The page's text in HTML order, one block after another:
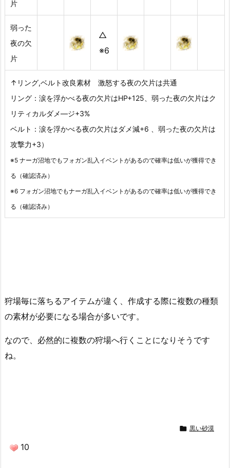
片
弱った
夜の欠
片
△
※6
↑リング,ベルト改良素材 激怒する夜の欠片は共通
リング：涙を浮かべる夜の欠片はHP+125、弱った夜の欠片はク
リティカルダメ―ジ+3%
ベルト：涙を浮かべる夜の欠片はダメ減+6 、弱った夜の欠片は
攻撃力+3）
※5 ナーガ沼地でもフォガン乱入イベントがあるので確率は低いが獲得でき
る（確認済み）
※6 フォガン沼地でもナーガ乱入イベントがあるので確率は低いが獲得でき
る（確認済み）
狩場毎に落ちるアイテムが違く、作成する際に複数の種類
の素材が必要になる場合が多いです。
なので、必然的に複数の狩場へ行くことになりそうです
ね。
 黒い砂漠
10